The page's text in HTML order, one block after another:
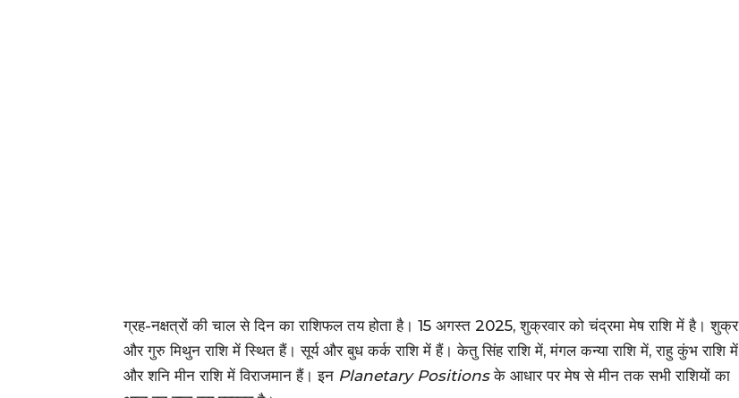
ग्रह-नक्षत्रों की चाल से दिन का राशिफल तय होता है। 15 अगस्त 2025, शुक्रवार को चंद्रमा मेष राशि में है। शुक्र
और गुरु मिथुन राशि में स्थित हैं। सूर्य और बुध कर्क राशि में हैं। केतु सिंह राशि में, मंगल कन्या राशि में, राहु कुंभ राशि में
और शनि मीन राशि में विराजमान हैं। इन Planetary Positionsके आधार पर मेष से मीन तक सभी राशियों का